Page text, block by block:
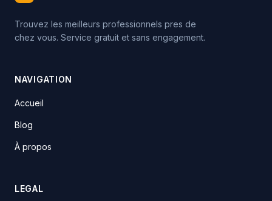
Trouvez les meilleurs professionnels pres de
chez vous. Service gratuit et sans engagement.
NAVIGATION
Accueil
Blog
À propos
LEGAL